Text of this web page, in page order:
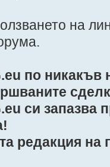
на
по никакъв
си запазва
редакция на